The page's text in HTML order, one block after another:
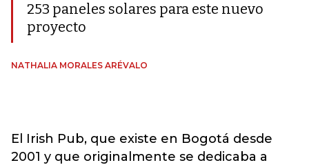
253 paneles solares para este nuevo
proyecto
NATHALIA MORALES ARÉVALO
El Irish Pub, que existe en Bogotá desde
2001 y que originalmente se dedicaba a